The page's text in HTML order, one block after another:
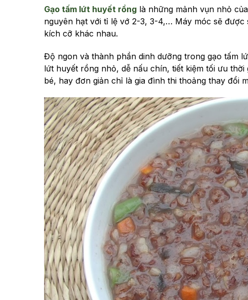
Gạo tấm lứt huyết rồng là những mảnh vụn nhỏ
nguyên hạt với tỉ lệ vớ 2-3, 3-4,… Máy móc sẽ
kích cỡ khác nhau.
Độ ngon và thành phần dinh dưỡng trong gạo tấm
lứt huyết rồng nhỏ, dễ nấu chín, tiết kiệm tối ưu
bé, hay đơn giản chỉ là gia đình thi thoảng thay đổi